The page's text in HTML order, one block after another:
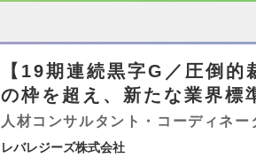
【19期連続黒字G／圧倒
の枠を超え、新たな業界標
人材コンサルタント・コーディネー
レバレジーズ株式会社